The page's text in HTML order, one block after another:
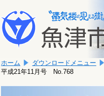
文
へ
移
ま
す。
こ
か
文
で
す。
ホーム ダウンロードメニュー
平成21年11月号 No.768